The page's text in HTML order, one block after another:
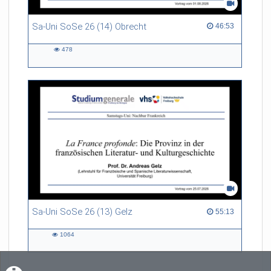
Sa-Uni SoSe 26 (14) Obrecht 46:53
46:53 duration
478
Sa-Uni SoSe 26 (13) Gelz 55:13
55:13 duration
1064